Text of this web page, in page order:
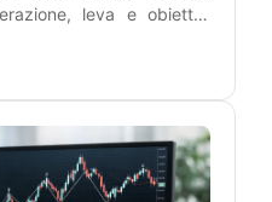
leva e obiettivi